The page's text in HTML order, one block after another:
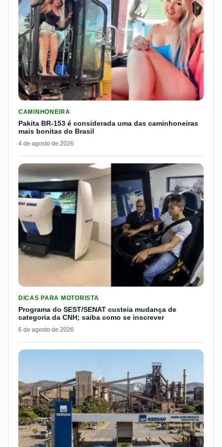
CAMINHONEIRA
Pakita BR-153 é considerada uma das caminhoneiras
mais bonitas do Brasil
4 de agosto de 2026
DICAS PARA MOTORISTA
Programa do SEST/SENAT custeia mudança de
categoria da CNH; saiba como se inscrever
6 de agosto de 2026